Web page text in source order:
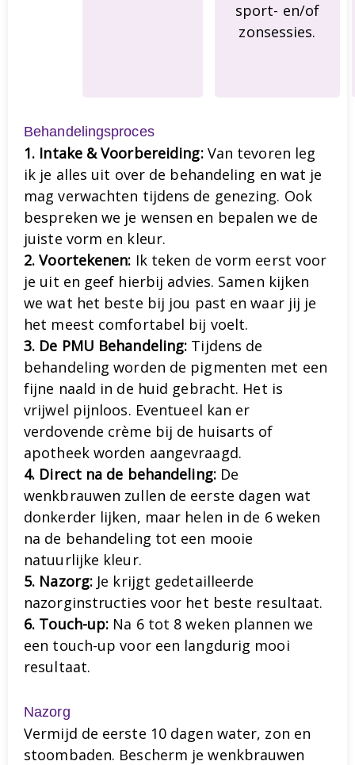
sport- en/of
zonsessies.
Behandelingsproces
1. Intake & Voorbereiding:Van tevoren leg
ik je alles uit over de behandeling en wat je
mag verwachten tijdens de genezing. Ook
bespreken we je wensen en bepalen we de
juiste vorm en kleur.
2. Voortekenen: Ik teken de vorm eerst voor
je uit en geef hierbij advies. Samen kijken
we wat het beste bij jou past en waar jij je
het meest comfortabel bij voelt.
3. De PMU Behandeling: Tijdens de
behandeling worden de pigmenten met een
fijne naald in de huid gebracht. Het is
vrijwel pijnloos. Eventueel kan er
verdovende crème bij de huisarts of
apotheek worden aangevraagd.
4. Direct na de behandeling:De
wenkbrauwen zullen de eerste dagen wat
donkerder lijken, maar helen in de 6 weken
na de behandeling tot een mooie
natuurlijke kleur.
5. Nazorg: Je krijgt gedetailleerde
nazorginstructies voor het beste resultaat.
6. Touch-up: Na 6 tot 8 weken plannen we
een touch-up voor een langdurig mooi
resultaat.
Nazorg
Vermijd de eerste 10 dagen water, zon en
stoombaden. Bescherm je wenkbrauwen